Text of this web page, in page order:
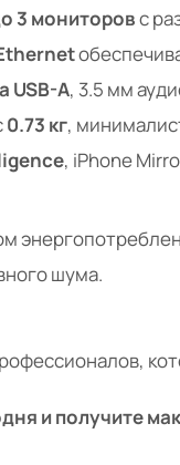
3 мониторовс
USB-A, 3.5 мм
0.73 кг,
, iPhone
шума.
и получите